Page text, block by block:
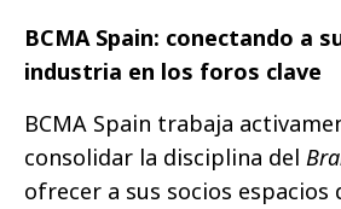
BCMA Spain: conectando a
industria en los foros clave
BCMA Spain trabaja
consolidar la disciplina del
ofrecer a sus socios espacios